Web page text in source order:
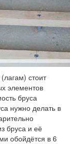
стоит
элементов
бруса
нужно делать в
бруса и её
обойдётся в 6